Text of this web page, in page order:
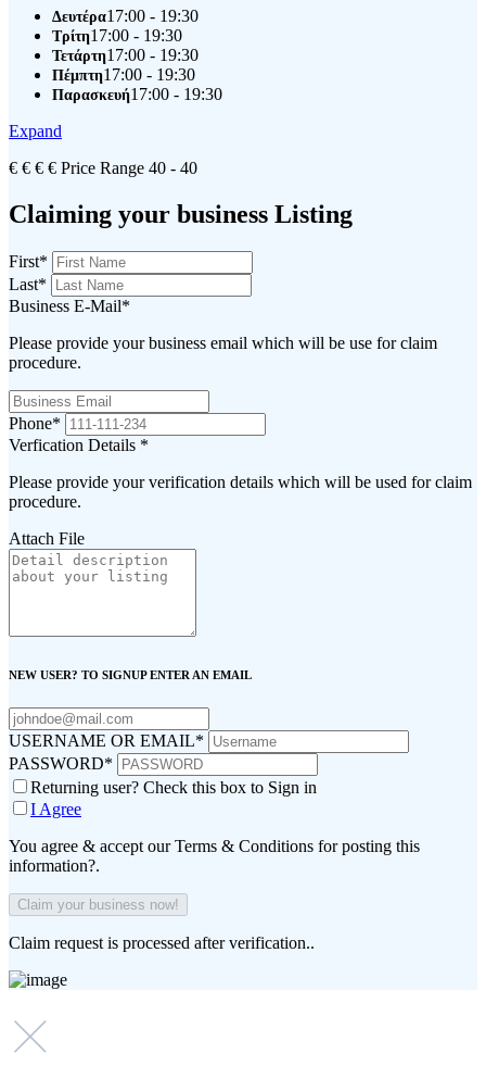
Δευτέρα17:00 - 19:30
Τρίτη17:00 - 19:30
Τετάρτη17:00 - 19:30
Πέμπτη17:00 - 19:30
Παρασκευή17:00 - 19:30
Expand
€ € € € Price Range 40 - 40
Claiming your business Listing
First*
Last*
Business E-Mail*
Please provide your business email which will be use for claim
procedure.
Phone*
Verfication Details *
Please provide your verification details which will be used for claim
procedure.
Attach File
NEW USER? TO SIGNUP ENTER AN EMAIL
USERNAME OR EMAIL*
PASSWORD*
Returning user? Check this box to Sign in
I Agree
You agree & accept our Terms & Conditions for posting this
information?.
Claim request is processed after verification..